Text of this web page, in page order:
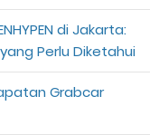
di Jakarta:
Perlu Diketahui
Grabcar